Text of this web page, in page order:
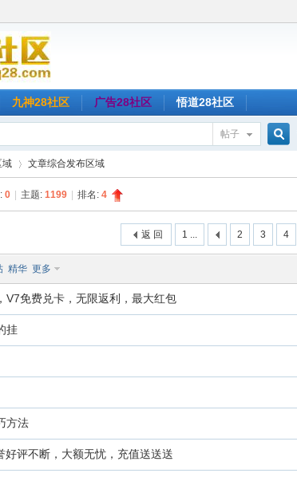
九神28社区 广告28社区 悟道28社区
帖子
索
域 文章综合发布区域
0 主题: 1199 排名: 4
1 ... 2 3 4
返 回
精华 更多
V7免费兑卡，无限返利，最大红包
挂
方法
好评不断，大额无忧，充值送送送